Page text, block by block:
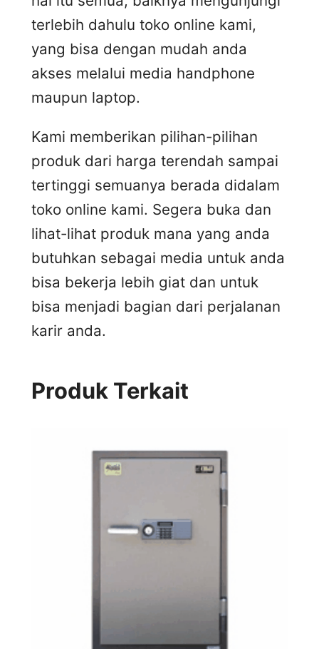
terlebih dahulu toko online kami,
yang bisa dengan mudah anda
akses melalui media handphone
maupun laptop.
Kami memberikan pilihan-pilihan
produk dari harga terendah sampai
tertinggi semuanya berada didalam
toko online kami. Segera buka dan
lihat-lihat produk mana yang anda
butuhkan sebagai media untuk anda
bisa bekerja lebih giat dan untuk
bisa menjadi bagian dari perjalanan
karir anda.
Produk Terkait